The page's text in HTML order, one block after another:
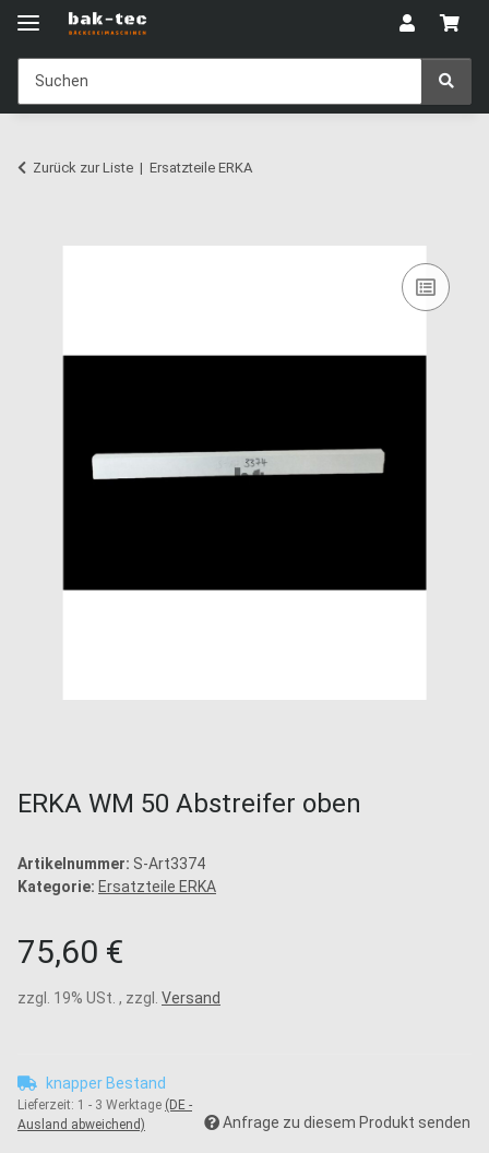
Zurück zur Liste Ersatzteile ERKA
ERKA WM 50 Abstreifer oben
Artikelnummer: S-Art3374
Kategorie: Ersatzteile ERKA
75,60 €
zzgl. 19% USt. , zzgl. Versand
knapper Bestand
Lieferzeit: 1 - 3 Werktage (DE -
Ausland abweichend)
Anfrage zu diesem Produkt senden